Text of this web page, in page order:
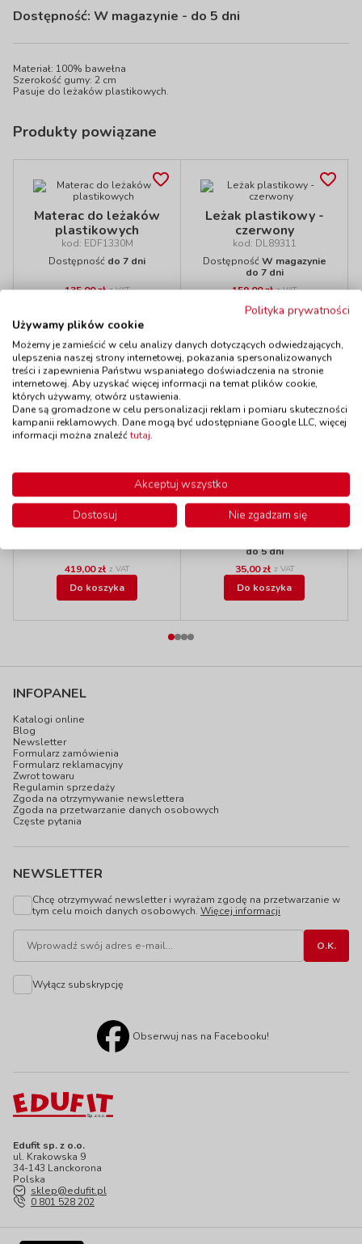
Dostępność: W magazynie - do 5 dni
Materiał: 100% bawełna
Szerokość gumy: 2 cm
Pasuje do leżaków plastikowych.
Produkty powiązane
Materac do leżaków
plastikowych
kod: EDF1330M
Dostępność do 7 dni
135,00 zł z VAT
Leżak plastikowy -
czerwony
kod: DL89311
DostępnośćW magazynie
do 7 dni
159,00 zł z VAT
Do koszyka
Polecamy
Pokrowiec na
plastikowe
łóżeczka
kod: EDF900100
419,00 zł z VAT
Do koszyka
Prześcieradło z
gumą przy rogach -
białe
kod: TJ301
do 5 dni
35,00 zł z VAT
Do koszyka
Edufit sp. z o.o.
ul. Krakowska 9
34-143 Lanckorona
Polska
sklep@edufit.pl
0 801 528 202
INFOPANEL
Katalogi online
Blog
Newsletter
Formularz zamówienia
Formularz reklamacyjny
Zwrot towaru
Regulamin sprzedaży
Zgoda na otrzymywanie newslettera
Zgoda na przetwarzanie danych osobowych
Częste pytania
NEWSLETTER
Chcę otrzymywać newsletter i wyrażam zgodę na przetwarzanie w
tym celu moich danych osobowych. Więcej informacji
Wyłącz subskrypcję
Obserwuj nas na Facebooku!
Polityka prywatności
Używamy plików cookie
Możemy je zamieścić w celu analizy danych dotyczących odwiedzających,
ulepszenia naszej strony internetowej, pokazania spersonalizowanych
treści i zapewnienia Państwu wspaniałego doświadczenia na stronie
internetowej. Aby uzyskać więcej informacji na temat plików cookie,
których używamy, otwórz ustawienia.
Dane są gromadzone w celu personalizacji reklam i pomiaru skuteczności
kampanii reklamowych. Dane mogą być udostępniane Google LLC, więcej
informacji można znaleźćtutaj.
Akceptuj wszystko
Dostosuj
Nie zgadzam się